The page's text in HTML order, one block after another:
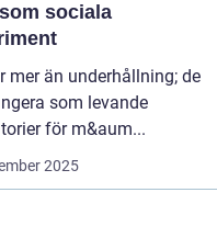
sociala
mer än underhållning; de
som levande
för m&aum...
2025